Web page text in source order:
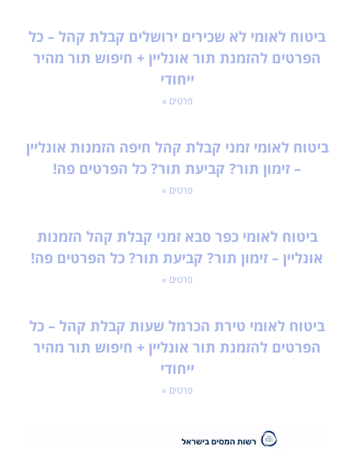
ביטוח לאומי לא שכירים ירושלים קבלת קהל – כל
הפרטים להזמנת תור אונליין + חיפוש תור מהיר
ייחודי
פרטים »
ביטוח לאומי זמני קבלת קהל חיפה הזמנות אונליין
– זימון תור? קביעת תור? כל הפרטים פה!
פרטים »
ביטוח לאומי כפר סבא זמני קבלת קהל הזמנות
אונליין – זימון תור? קביעת תור? כל הפרטים פה!
פרטים »
ביטוח לאומי טירת הכרמל שעות קבלת קהל – כל
הפרטים להזמנת תור אונליין + חיפוש תור מהיר
ייחודי
פרטים »